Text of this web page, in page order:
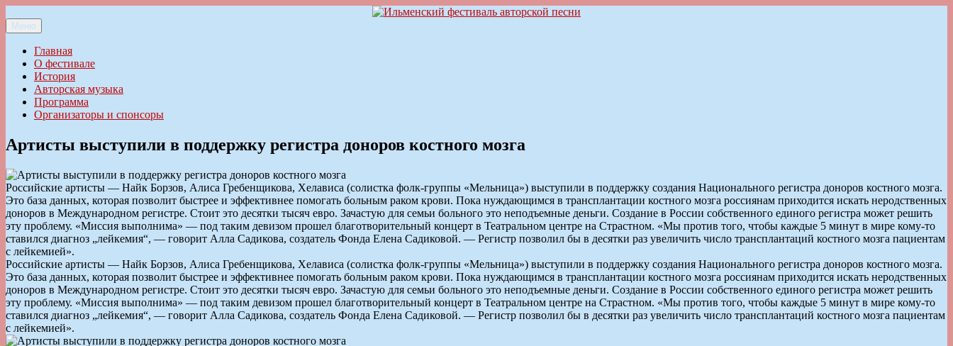
к
содержимому
Ильменский фестиваль авторской песни
Меню
Главная
О фестивале
История
Авторская музыка
Программа
Организаторы и спонсоры
Артисты выступили в поддержку регистра доноров костного мозга
Российские артисты — Найк Борзов, Алиса Гребенщикова, Хелависа (солистка фолк-группы «Мельница») выступили в поддержку создания Национального регистра доноров костного мозга.
Это база данных, которая позволит быстрее и эффективнее помогать больным раком крови. Пока нуждающимся в трансплантации костного мозга россиянам приходится искать неродственных
доноров в Международном регистре. Стоит это десятки тысяч евро. Зачастую для семьи больного это неподъемные деньги. Создание в России собственного единого регистра может решить
эту проблему. «Миссия выполнима» — под таким девизом прошел благотворительный концерт в Театральном центре на Страстном. «Мы против того, чтобы каждые 5 минут в мире кому-то
ставился диагноз „лейкемия“, — говорит Алла Садикова, создатель Фонда Елена Садиковой. — Регистр позволил бы в десятки раз увеличить число трансплантаций костного мозга пациентам
с лейкемией».
Российские артисты — Найк Борзов, Алиса Гребенщикова, Хелависа (солистка фолк-группы «Мельница») выступили в поддержку создания Национального регистра доноров костного мозга.
Это база данных, которая позволит быстрее и эффективнее помогать больным раком крови. Пока нуждающимся в трансплантации костного мозга россиянам приходится искать неродственных
доноров в Международном регистре. Стоит это десятки тысяч евро. Зачастую для семьи больного это неподъемные деньги. Создание в России собственного единого регистра может решить
эту проблему. «Миссия выполнима» — под таким девизом прошел благотворительный концерт в Театральном центре на Страстном. «Мы против того, чтобы каждые 5 минут в мире кому-то
ставился диагноз „лейкемия“, — говорит Алла Садикова, создатель Фонда Елена Садиковой. — Регистр позволил бы в десятки раз увеличить число трансплантаций костного мозга пациентам
с лейкемией».